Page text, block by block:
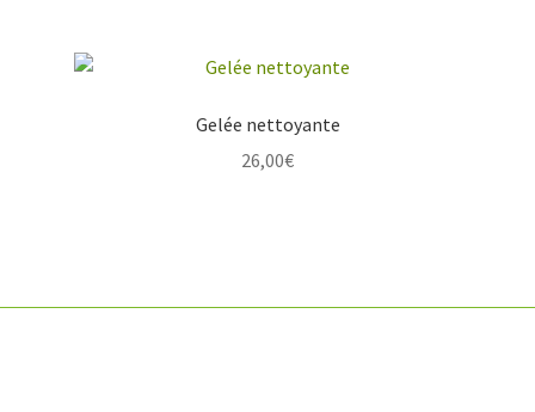
Gelée nettoyante
26,00€